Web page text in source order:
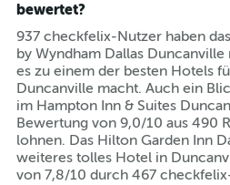
bewertet?
937 checkfelix-Nutzer haben
by Wyndham Dallas
es zu einem der besten Hotels
Duncanville macht. Auch ein
im Hampton Inn & Suites
Bewertung von 9,0/10 aus 490
lohnen. Das Hilton Garden Inn
weiteres tolles Hotel in
von 7,8/10 durch 467